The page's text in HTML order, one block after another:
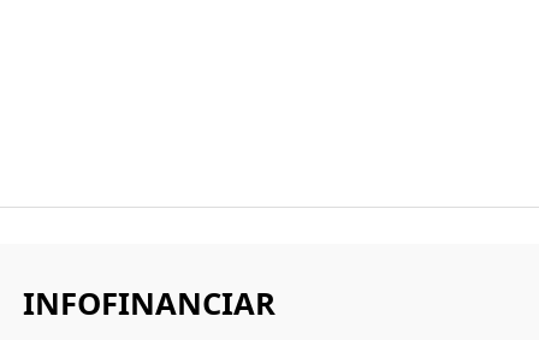
INFOFINANCIAR